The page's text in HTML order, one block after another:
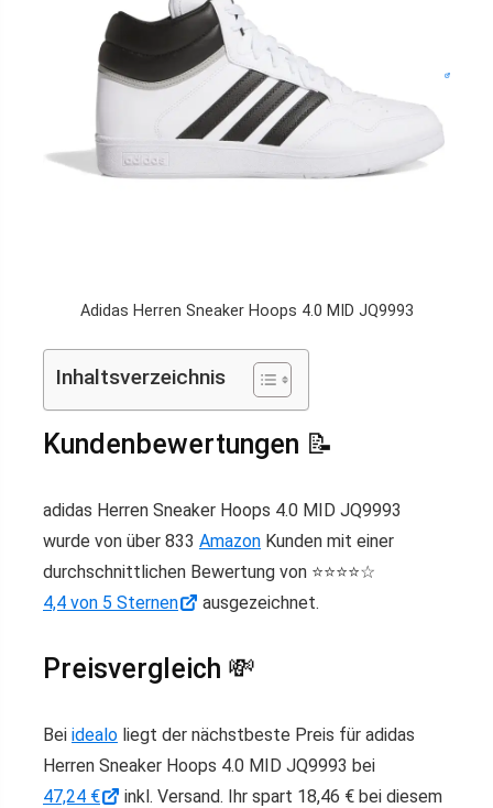
Adidas Herren Sneaker Hoops 4.0 MID JQ9993
Inhaltsverzeichnis
Kundenbewertungen 📝
adidas Herren Sneaker Hoops 4.0 MID JQ9993
wurde von über 833 Amazon Kunden mit einer
durchschnittlichen Bewertung von ⭐️⭐️⭐️⭐️☆
4,4 von 5 Sternen
ausgezeichnet.
Preisvergleich 💸
Bei idealo liegt der nächstbeste Preis für adidas
Herren Sneaker Hoops 4.0 MID JQ9993 bei
47,24 €
inkl. Versand. Ihr spart 18,46 € bei diesem